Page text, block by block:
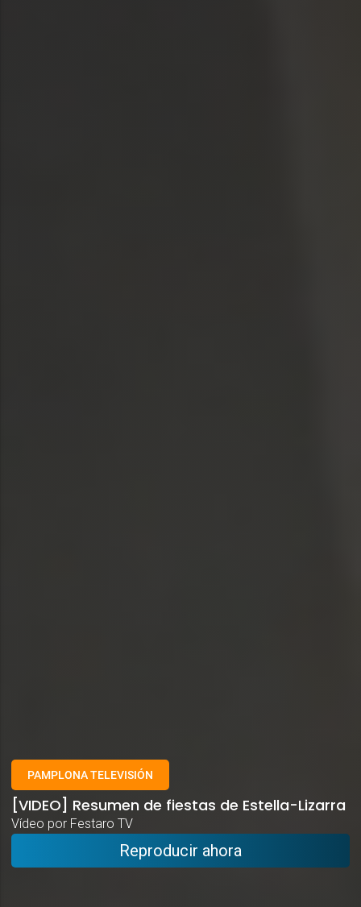
PAMPLONA TELEVISIÓN
[VIDEO] Resumen de fiestas de Estella-Lizarra
Vídeo por Festaro TV
Reproducir ahora